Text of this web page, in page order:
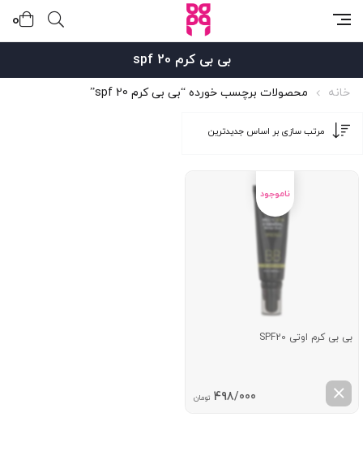
0
بی بی کرم spf 20
خانه محصولات برچسب خورده “بی بی کرم spf 20”
بی بی کرم اوتی SPF20
498/000 تومان